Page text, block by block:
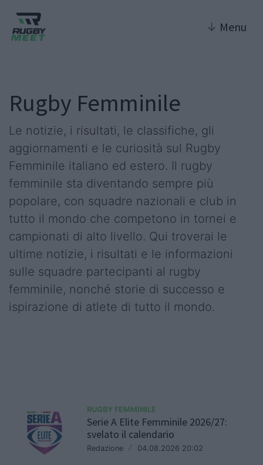
↓ Menu
Rugby Femminile
Le notizie, i risultati, le classifiche, gli
aggiornamenti e le curiosità sul Rugby
Femminile italiano ed estero. Il rugby
femminile sta diventando sempre più
popolare, con squadre nazionali e club in
tutto il mondo che competono in tornei e
campionati di alto livello. Qui troverai le
ultime notizie, i risultati e le informazioni
sulle squadre partecipanti al rugby
femminile, nonché storie di successo e
ispirazione di atlete di tutto il mondo.
RUGBY FEMMINILE
Serie A Elite Femminile 2026/27:
svelato il calendario
Redazione / 04.08.2026 20:02